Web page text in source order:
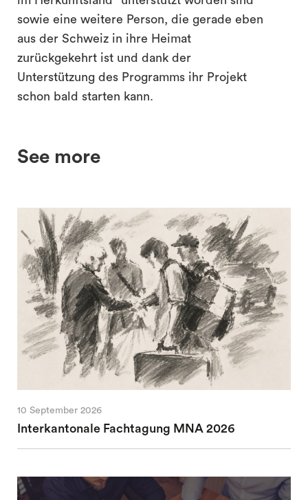
sowie eine weitere Person, die gerade eben
aus der Schweiz in ihre Heimat
zurückgekehrt ist und dank der
Unterstützung des Programms ihr Projekt
schon bald starten kann.
See more
10 September 2026
Interkantonale Fachtagung MNA 2026